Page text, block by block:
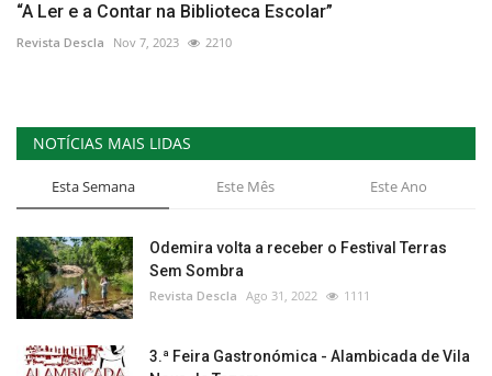
“A Ler e a Contar na Biblioteca Escolar”
Revista Descla Nov 7, 2023 2210
NOTÍCIAS MAIS LIDAS
Esta Semana Este Mês Este Ano
Odemira volta a receber o Festival Terras
Sem Sombra
Revista Descla Ago 31, 2022 1111
3.ª Feira Gastronómica - Alambicada de Vila